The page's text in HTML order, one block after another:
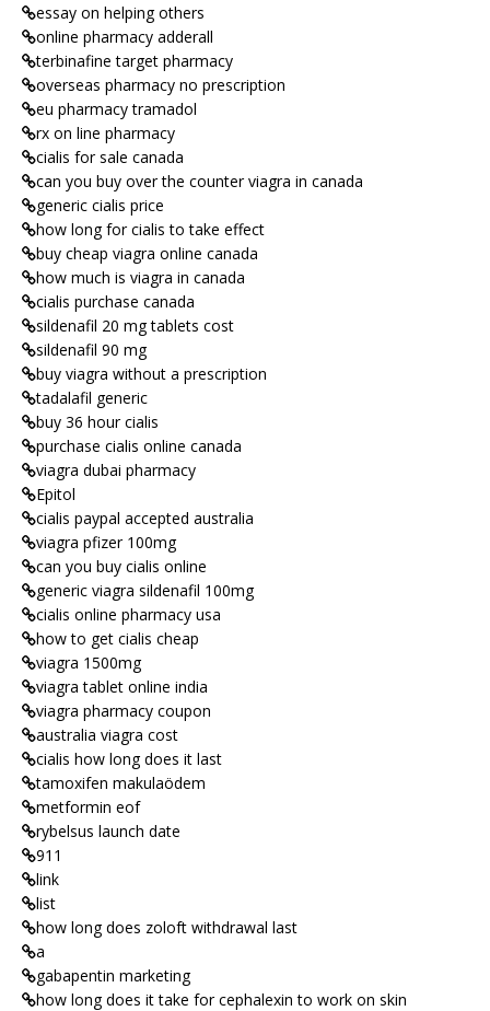
essay on helping others
online pharmacy adderall
terbinafine target pharmacy
overseas pharmacy no prescription
eu pharmacy tramadol
rx on line pharmacy
cialis for sale canada
can you buy over the counter viagra in canada
generic cialis price
how long for cialis to take effect
buy cheap viagra online canada
how much is viagra in canada
cialis purchase canada
sildenafil 20 mg tablets cost
sildenafil 90 mg
buy viagra without a prescription
tadalafil generic
buy 36 hour cialis
purchase cialis online canada
viagra dubai pharmacy
Epitol
cialis paypal accepted australia
viagra pfizer 100mg
can you buy cialis online
generic viagra sildenafil 100mg
cialis online pharmacy usa
how to get cialis cheap
viagra 1500mg
viagra tablet online india
viagra pharmacy coupon
australia viagra cost
cialis how long does it last
tamoxifen makulaödem
metformin eof
rybelsus launch date
911
link
list
how long does zoloft withdrawal last
a
gabapentin marketing
how long does it take for cephalexin to work on skin